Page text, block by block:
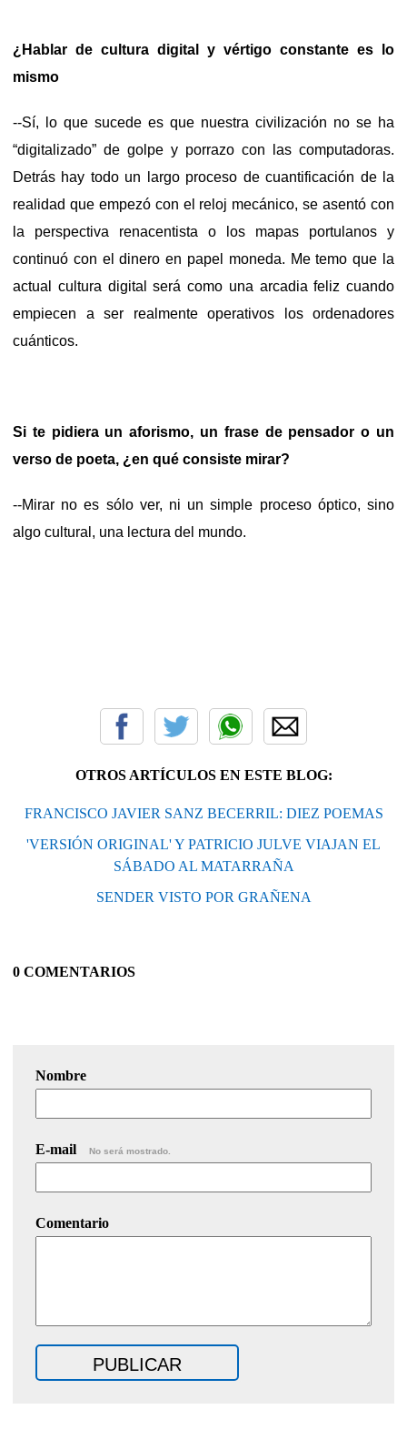
¿Hablar de cultura digital y vértigo constante es lo
mismo
--Sí, lo que sucede es que nuestra civilización no se ha
“digitalizado” de golpe y porrazo con las computadoras.
Detrás hay todo un largo proceso de cuantificación de la
realidad que empezó con el reloj mecánico, se asentó con
la perspectiva renacentista o los mapas portulanos y
continuó con el dinero en papel moneda. Me temo que la
actual cultura digital será como una arcadia feliz cuando
empiecen a ser realmente operativos los ordenadores
cuánticos.
Si te pidiera un aforismo, un frase de pensador o un
verso de poeta, ¿en qué consiste mirar?
--Mirar no es sólo ver, ni un simple proceso óptico, sino
algo cultural, una lectura del mundo.
OTROS ARTÍCULOS EN ESTE BLOG:
FRANCISCO JAVIER SANZ BECERRIL: DIEZ POEMAS
'VERSIÓN ORIGINAL' Y PATRICIO JULVE VIAJAN EL
SÁBADO AL MATARRAÑA
SENDER VISTO POR GRAÑENA
0 COMENTARIOS
Nombre
E-mail No será mostrado.
Comentario